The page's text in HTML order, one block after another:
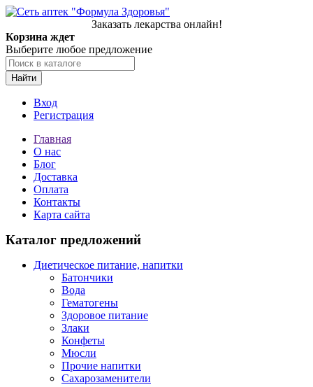
Заказать лекарства онлайн!
Корзина ждет
Выберите любое предложение
Найти
Вход
Регистрация
Главная
О нас
Блог
Доставка
Оплата
Контакты
Карта сайта
Каталог предложений
Диетическое питание, напитки
Батончики
Вода
Гематогены
Здоровое питание
Злаки
Конфеты
Мюсли
Прочие напитки
Сахарозаменители